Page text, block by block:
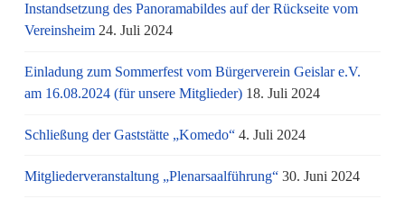
Instandsetzung des Panoramabildes auf der Rückseite vom
Vereinsheim 24. Juli 2024
Einladung zum Sommerfest vom Bürgerverein Geislar e.V.
am 16.08.2024 (für unsere Mitglieder) 18. Juli 2024
Schließung der Gaststätte „Komedo“ 4. Juli 2024
Mitgliederveranstaltung „Plenarsaalführung“ 30. Juni 2024